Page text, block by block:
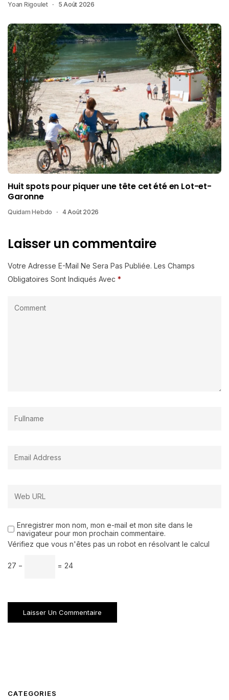
Yoan Rigoulet 5 Août 2026
Huit spots pour piquer une tête cet été en Lot-et-
Garonne
Quidam Hebdo 4 Août 2026
Laisser un commentaire
Votre Adresse E-Mail Ne Sera Pas Publiée. Les Champs
Obligatoires Sont Indiqués Avec *
Enregistrer mon nom, mon e-mail et mon site dans le
navigateur pour mon prochain commentaire.
Vérifiez que vous n'êtes pas un robot en résolvant le calcul
27 − = 24
CATEGORIES